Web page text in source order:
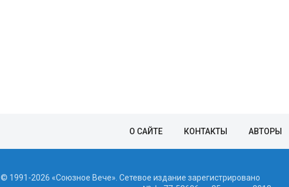
О САЙТЕ КОНТАКТЫ АВТОРЫ
© 1991-2026 «Союзное Вече». Сетевое издание зарегистрировано